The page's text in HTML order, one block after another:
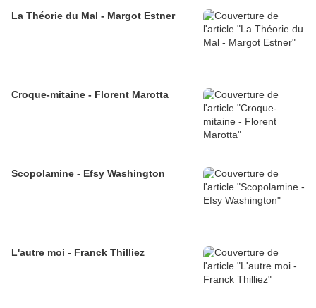
La Théorie du Mal - Margot Estner
Croque-mitaine - Florent Marotta
Scopolamine - Efsy Washington
L'autre moi - Franck Thilliez